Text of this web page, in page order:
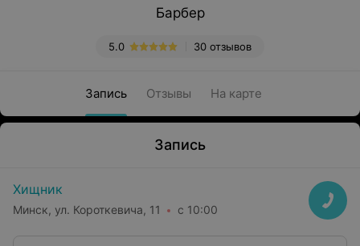
Барбер
30 отзывов
5.0
Запись Отзывы На карте
Запись
Хищник
Минск, ул. Короткевича, 11 с 10:00